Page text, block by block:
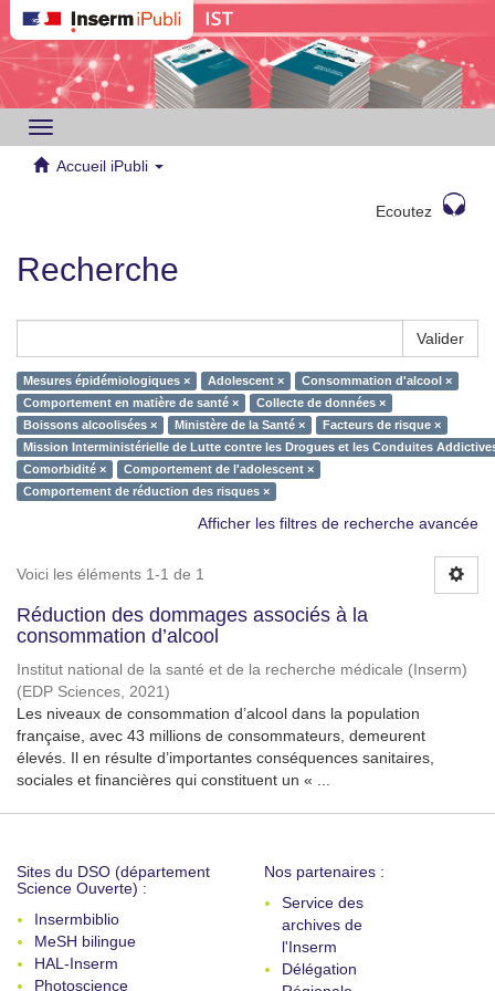
Toggle
navigation
Accueil iPubli
Ecoutez
Recherche
Valider
Mesures épidémiologiques × Adolescent ×
Consommation d'alcool ×
Comportement en matière de santé ×
Collecte de données ×
Boissons alcoolisées ×
Ministère de la Santé ×
Facteurs de risque ×
Mission Interministérielle de Lutte contre les Drogues et les Conduites
Comorbidité ×
Comportement de l'adolescent ×
Comportement de réduction des risques ×
Afficher les filtres de recherche avancée
Voici les éléments 1-1 de 1
Réduction des dommages associés à la
consommation d’alcool
Institut national de la santé et de la recherche médicale (Inserm)
(EDP Sciences, 2021)
Les niveaux de consommation d’alcool dans la population
française, avec 43 millions de consommateurs, demeurent
élevés. Il en résulte d’importantes conséquences sanitaires,
sociales et financières qui constituent un « ...
Sites du DSO (département
Science Ouverte) :
Insermbiblio
MeSH bilingue
HAL-Inserm
Photoscience
Nos partenaires :
Service des
archives de
l'Inserm
Délégation